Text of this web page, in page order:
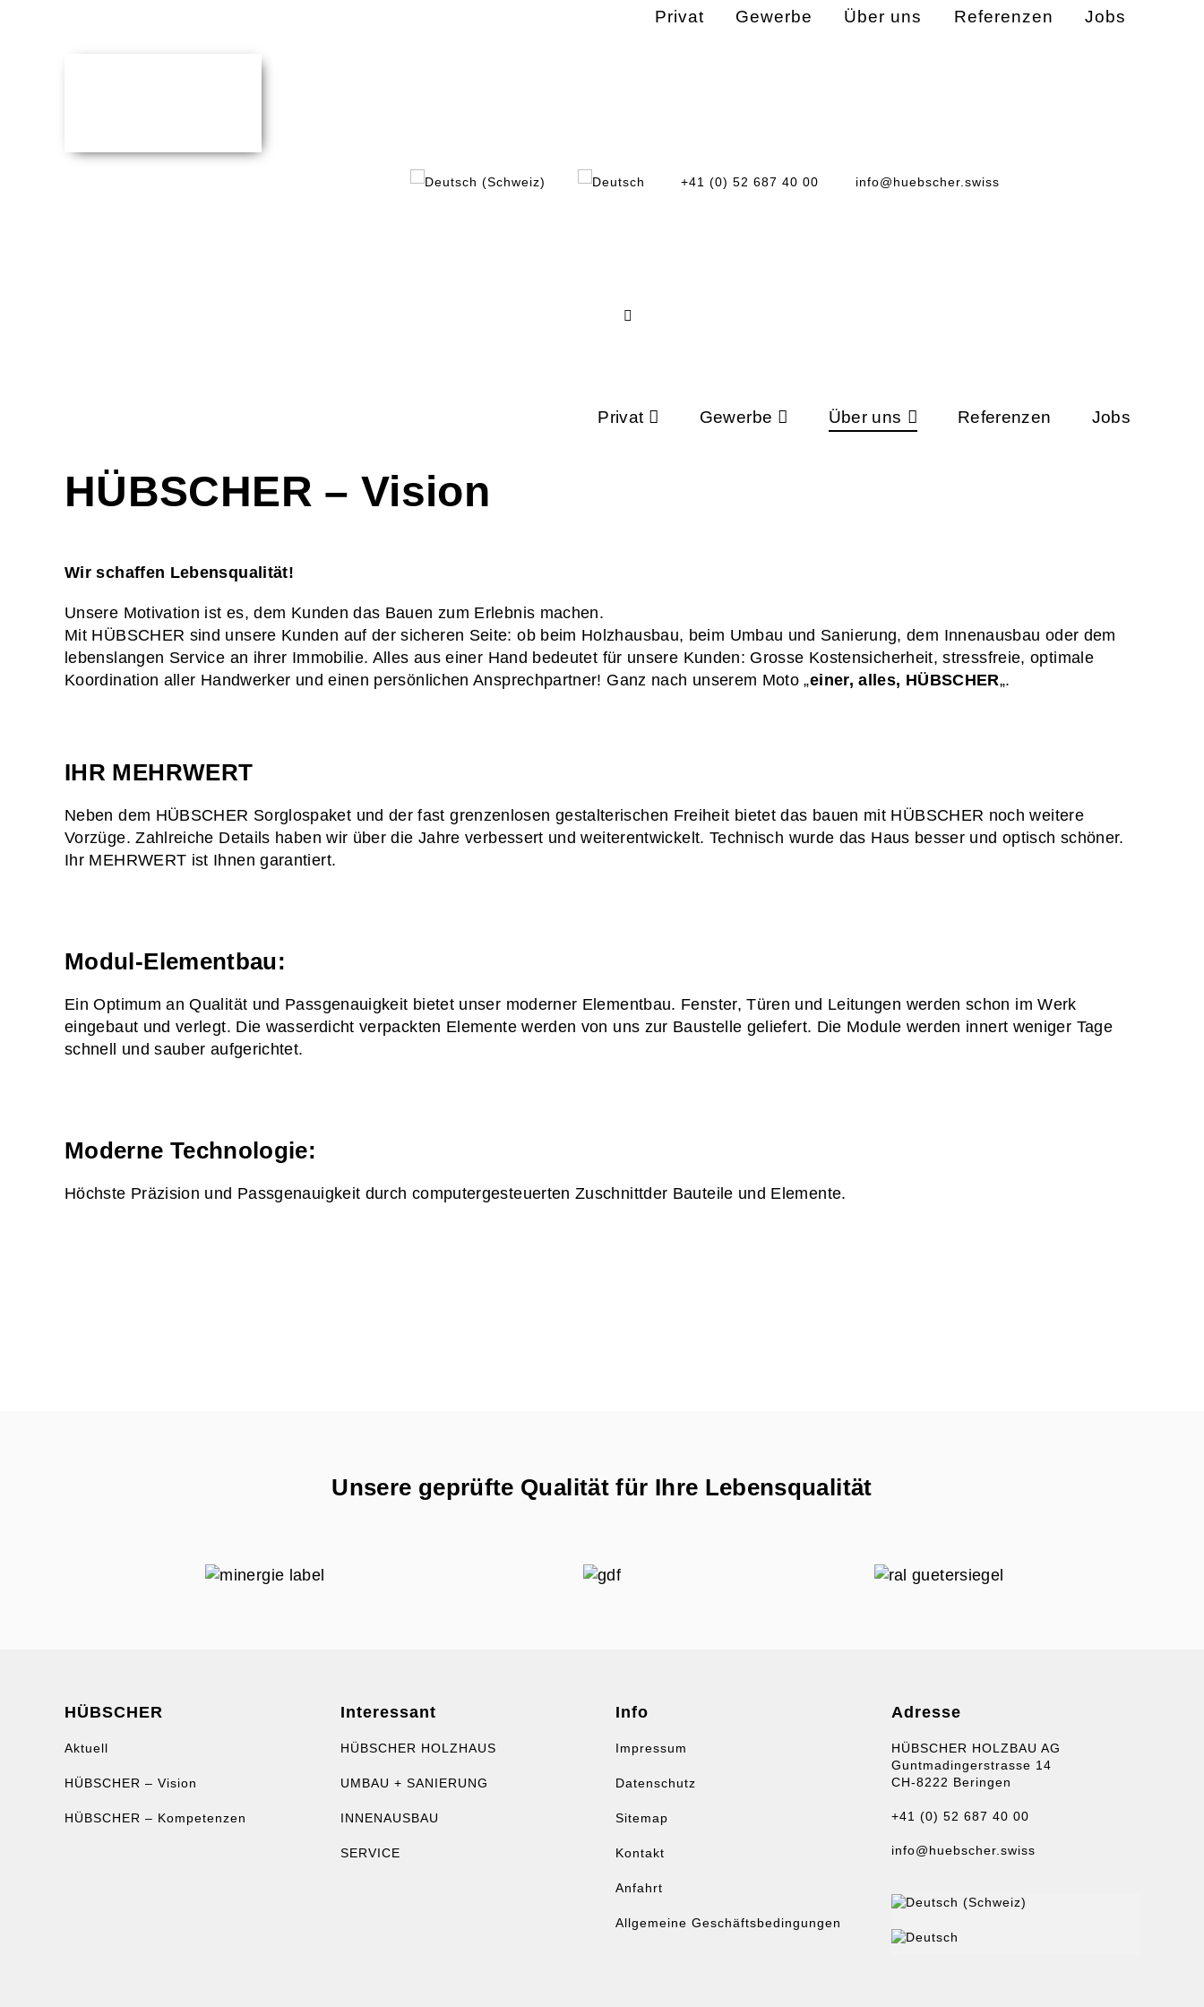
Privat Gewerbe Über uns Referenzen Jobs
+41 (0) 52 687 40 00 info@huebscher.swiss
Privat Gewerbe Über uns Referenzen Jobs
HÜBSCHER – Vision
Wir schaffen Lebensqualität!
Unsere Motivation ist es, dem Kunden das Bauen zum Erlebnis machen.
Mit HÜBSCHER sind unsere Kunden auf der sicheren Seite: ob beim Holzhausbau, beim Umbau und Sanierung, dem Innenausbau oder dem
lebenslangen Service an ihrer Immobilie. Alles aus einer Hand bedeutet für unsere Kunden: Grosse Kostensicherheit, stressfreie, optimale
Koordination aller Handwerker und einen persönlichen Ansprechpartner! Ganz nach unserem Moto „einer, alles, HÜBSCHER„.
IHR MEHRWERT
Neben dem HÜBSCHER Sorglospaket und der fast grenzenlosen gestalterischen Freiheit bietet das bauen mit HÜBSCHER noch weitere
Vorzüge. Zahlreiche Details haben wir über die Jahre verbessert und weiterentwickelt. Technisch wurde das Haus besser und optisch schöner.
Ihr MEHRWERT ist Ihnen garantiert.
Modul-Elementbau:
Ein Optimum an Qualität und Passgenauigkeit bietet unser moderner Elementbau. Fenster, Türen und Leitungen werden schon im Werk
eingebaut und verlegt. Die wasserdicht verpackten Elemente werden von uns zur Baustelle geliefert. Die Module werden innert weniger Tage
schnell und sauber aufgerichtet.
Moderne Technologie:
Höchste Präzision und Passgenauigkeit durch computergesteuerten Zuschnittder Bauteile und Elemente.
Unsere geprüfte Qualität für Ihre Lebensqualität
HÜBSCHER
Aktuell
HÜBSCHER – Vision
HÜBSCHER – Kompetenzen
Interessant
HÜBSCHER HOLZHAUS
UMBAU + SANIERUNG
INNENAUSBAU
SERVICE
Info
Impressum
Datenschutz
Sitemap
Kontakt
Anfahrt
Allgemeine Geschäftsbedingungen
Adresse
HÜBSCHER HOLZBAU AG
Guntmadingerstrasse 14
CH-8222 Beringen
+41 (0) 52 687 40 00
info@huebscher.swiss